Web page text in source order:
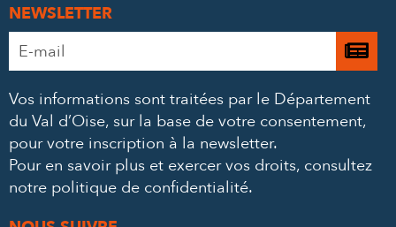
NEWSLETTER
Adresse
e-
*
Je
à
Vos informations sont traitées par le Département
du Val d’Oise, sur la base de votre consentement,
pour votre inscription à la newsletter.
Pour en savoir plus et exercer vos droits, consultez
notre politique de confidentialité.